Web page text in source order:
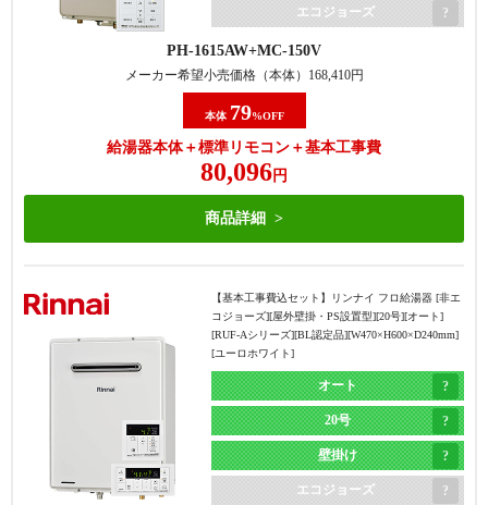
エコジョーズ
PH-1615AW MC-150V
メーカー希望小売価格（本体） 168,410円
本体 79%OFF
給湯器本体＋標準リモコン＋基本工事費
80,096 円
商品詳細
【基本工事費込セット】
リンナイ フロ給湯器 [非エ
コジョーズ][屋外壁掛・PS設置型][20号][オート]
[RUF-Aシリーズ][BL認定品][W470×H600×D240mm]
[ユーロホワイト]
オート
20号
壁掛け
エコジョーズ